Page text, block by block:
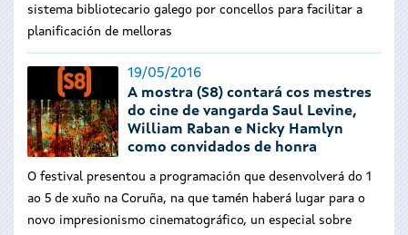
sistema bibliotecario galego por concellos para facilitar a
planificación de melloras
19/05/2016
A mostra (S8) contará cos mestres
do cine de vangarda Saul Levine,
William Raban e Nicky Hamlyn
como convidados de honra
O festival presentou a programación que desenvolverá do 1
ao 5 de xuño na Coruña, na que tamén haberá lugar para o
novo impresionismo cinematográfico, un especial sobre